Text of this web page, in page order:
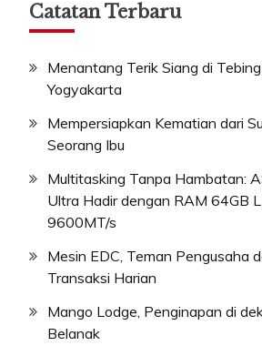
Catatan Terbaru
Menantang Terik Siang di
Yogyakarta
Mempersiapkan Kematian dari
Seorang Ibu
Multitasking Tanpa Hambatan:
Ultra Hadir dengan RAM 64GB
9600MT/s
Mesin EDC, Teman Pengusaha
Transaksi Harian
Mango Lodge, Penginapan di
Belanak